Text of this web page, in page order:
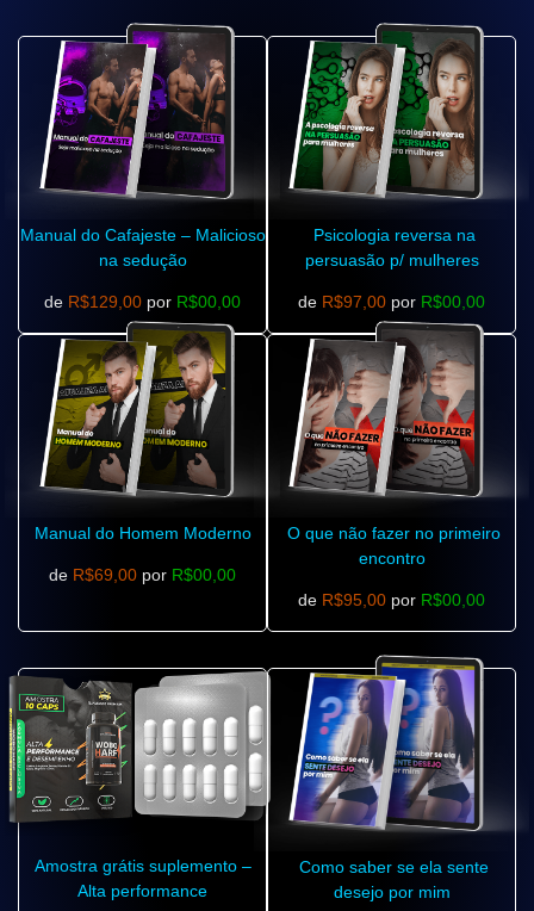
Manual do Cafajeste – Malicioso
na sedução
de R$129,00 por R$00,00
Psicologia reversa na
persuasão p/ mulheres
de R$97,00 por R$00,00
Manual do Homem Moderno
de R$69,00 por R$00,00
O que não fazer no primeiro
encontro
de R$95,00 por R$00,00
Amostra grátis suplemento –
Alta performance
Como saber se ela sente
desejo por mim